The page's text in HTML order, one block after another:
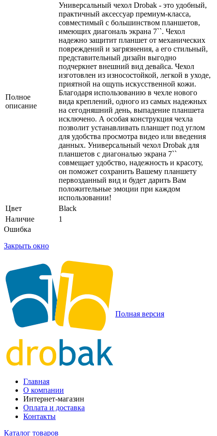
Полное
описание
Универсальный чехол Drobak - это удобный,
практичный аксессуар премиум-класса,
совместимый с большинством планшетов,
имеющих диагональ экрана 7``. Чехол
надежно защитит планшет от механических
повреждений и загрязнения, а его стильный,
представительный дизайн выгодно
подчеркнет внешний вид девайса. Чехол
изготовлен из износостойкой, легкой в уходе,
приятной на ощупь искусственной кожи.
Благодаря использованию в чехле нового
вида креплений, одного из самых надежных
на сегодняшний день, выпадение планшета
исключено. А особая конструкция чехла
позволит устанавливать планшет под углом
для удобства просмотра видео или введения
данных. Универсальный чехол Drobak для
планшетов с диагональю экрана 7``
совмещает удобство, надежность и красоту,
он поможет сохранить Вашему планшету
первозданный вид и будет дарить Вам
положительные эмоции при каждом
использовании!
Цвет
Black
Наличие
1
Ошибка
Закрыть окно
Полная версия
Главная
О компании
Интернет-магазин
Оплата и доставка
Контакты
Каталог товаров